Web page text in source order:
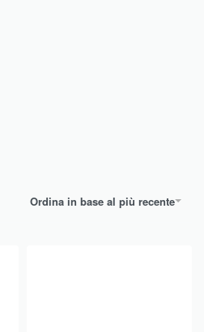
Ordina in base al più recente